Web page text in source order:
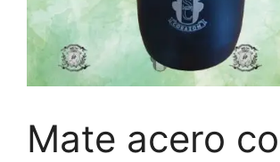
Mate acero